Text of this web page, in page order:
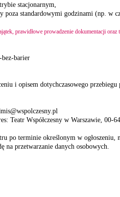
stacjonarnym,
poza standardowymi godzinami (np. w
prawidłowe prowadzenie dokumentacji
barier
i opisem dotychczasowego przebiegu
Teatr Współczesny w Warszawie,
po terminie określonym w ogłoszeniu,
na przetwarzanie danych osobowych.